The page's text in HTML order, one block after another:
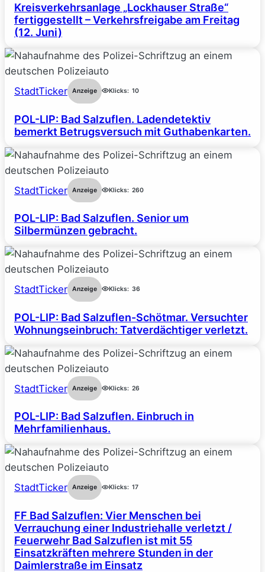
Kreisverkehrsanlage „Lockhauser Straße“
fertiggestellt – Verkehrsfreigabe am Freitag
(12. Juni)
StadtTicker Anzeige Klicks: 10
POL-LIP: Bad Salzuflen. Ladendetektiv
bemerkt Betrugsversuch mit Guthabenkarten.
StadtTicker Anzeige Klicks: 260
POL-LIP: Bad Salzuflen. Senior um
Silbermünzen gebracht.
StadtTicker Anzeige Klicks: 36
POL-LIP: Bad Salzuflen-Schötmar. Versuchter
Wohnungseinbruch: Tatverdächtiger verletzt.
StadtTicker Anzeige Klicks: 26
POL-LIP: Bad Salzuflen. Einbruch in
Mehrfamilienhaus.
StadtTicker Anzeige Klicks: 17
FF Bad Salzuflen: Vier Menschen bei
Verrauchung einer Industriehalle verletzt /
Feuerwehr Bad Salzuflen ist mit 55
Einsatzkräften mehrere Stunden in der
Daimlerstraße im Einsatz